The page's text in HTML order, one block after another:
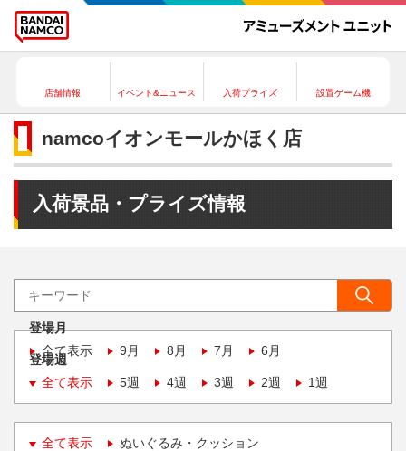
店舗情報 イベント&ニュース 入荷プライズ 設置ゲーム機
namcoイオンモールかほく店
入荷景品・プライズ情報
登場月
全て表示
9月 8月 7月 6月
登場週
全て表示
5週 4週 3週 2週 1週
全て表示 ぬいぐるみ・クッション